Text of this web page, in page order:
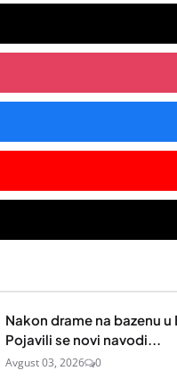
Nakon drame na bazenu
Pojavili se novi navodi...
Avgust 03, 2026 0